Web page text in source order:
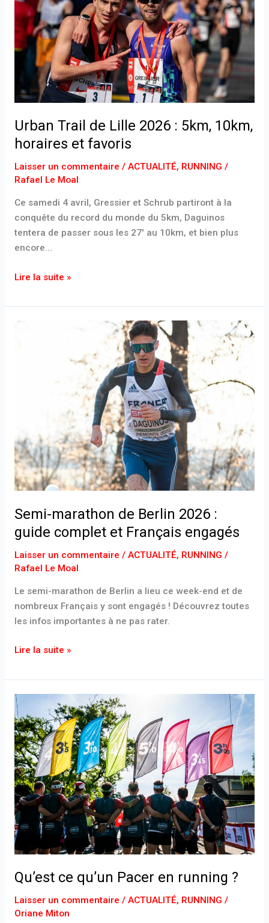
Urban Trail de Lille 2026 : 5km, 10km,
horaires et favoris
Laisser un commentaire / ACTUALITÉ, RUNNING /
Rafael Le Moal
Ce samedi 4 avril, Gressier et Schrub partiront à la
conquête du record du monde du 5km, Daguinos
tentera de passer sous les 27′ au 10km, et bien plus
encore…
2026
5km,
10km,
horaires
favoris
Lire la suite »
Semi-marathon de Berlin 2026 :
guide complet et Français engagés
Laisser un commentaire / ACTUALITÉ, RUNNING /
Rafael Le Moal
Le semi-marathon de Berlin a lieu ce week-end et de
nombreux Français y sont engagés ! Découvrez toutes
les infos importantes à ne pas rater.
complet
et
Français
engagés
Lire la suite »
Qu’est ce qu’un Pacer en running ?
Laisser un commentaire / ACTUALITÉ, RUNNING /
Oriane Miton
Qu’est
ce
qu’un
Pacer
en
running
?